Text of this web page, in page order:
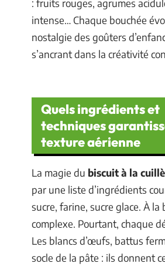
: fruits rouges, agrumes
intense… Chaque bouchée
nostalgie des goûters
s’ancrant dans la créativité
Quels ingrédients et
techniques
texture aérienne
La magie du biscuit à la
par une liste d’ingrédients
sucre, farine, sucre glace. À la
complexe. Pourtant, chaque
Les blancs d’œufs, battus
socle de la pâte : ils donnent